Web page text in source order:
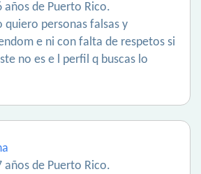
años de Puerto Rico.
quiero personas falsas y
e ni con falta de respetos si
no es e l perfil q buscas lo
años de Puerto Rico.